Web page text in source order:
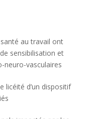
au travail ont
sensibilisation et
neuro-vasculaires
licéité d’un dispositif